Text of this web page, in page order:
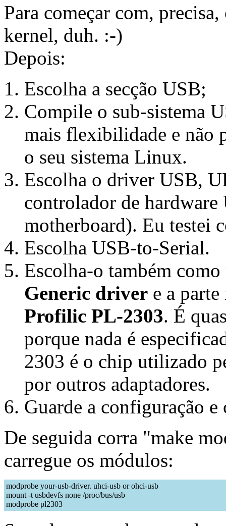
Para começar com,
kernel, duh. :-)
Depois:
Escolha a secção USB;
Compile o sub-sistema
mais flexibilidade e não
o seu sistema Linux.
Escolha o driver USB,
controlador de hardware
motherboard). Eu testei
Escolha USB-to-Serial.
Escolha-o também
Generic driver e a
Profilic PL-2303. É
porque nada é
2303 é o chip utilizado
por outros adaptadores.
Guarde a configuração
De seguida corra "make
carregue os módulos:
modprobe your-usb-driver. uhci-usb or ohci-usb
mount -t usbdevfs none /proc/bus/usb
modprobe pl2303